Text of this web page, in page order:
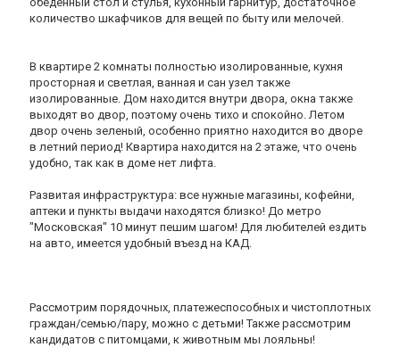
количество шкафчиков для вещей по быту или мелочей.
В квартире 2 комнаты полностью изолированные, кухня
просторная и светлая, ванная и сан узел также
изолированные. Дом находится внутри двора, окна также
выходят во двор, поэтому очень тихо и спокойно. Летом
двор очень зеленый, особенно приятно находится во дворе
в летний период! Квартира находится на 2 этаже, что очень
удобно, так как в доме нет лифта.
Развитая инфраструктура: все нужные магазины, кофейни,
аптеки и пункты выдачи находятся близко! До метро
"Московская" 10 минут пешим шагом! Для любителей ездить
на авто, имеется удобный въезд на КАД.
Рассмотрим порядочных, платежеспособных и чистоплотных
граждан/семью/пару, можно с детьми! Также рассмотрим
кандидатов с питомцами, к животным мы лояльны!